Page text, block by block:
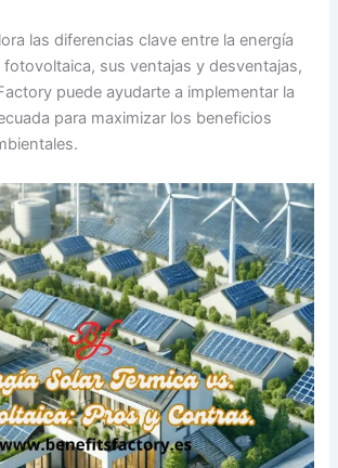
las diferencias clave entre la energía
fotovoltaica, sus ventajas y desventajas,
puede ayudarte a implementar la
para maximizar los beneficios